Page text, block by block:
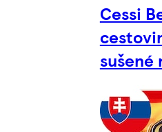
Cessi
sušené